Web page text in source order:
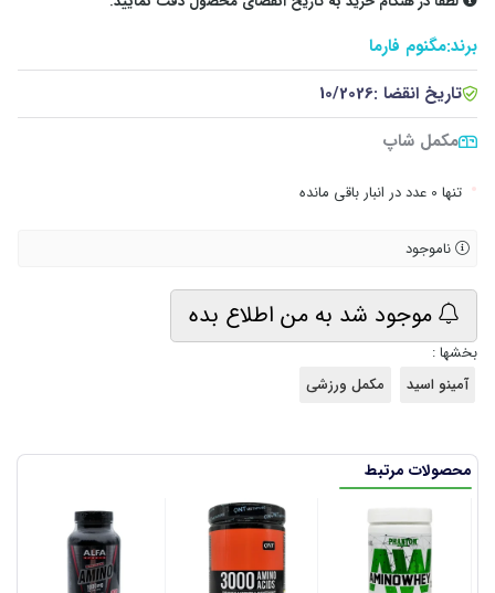
برند:مگنوم فارما
تاریخ انقضا :10/2026
مکمل شاپ
• تنها 0 عدد در انبار باقی مانده
ناموجود
موجود شد به من اطلاع بده
بخشها :
آمینو اسید
مکمل ورزشی
محصولات مرتبط